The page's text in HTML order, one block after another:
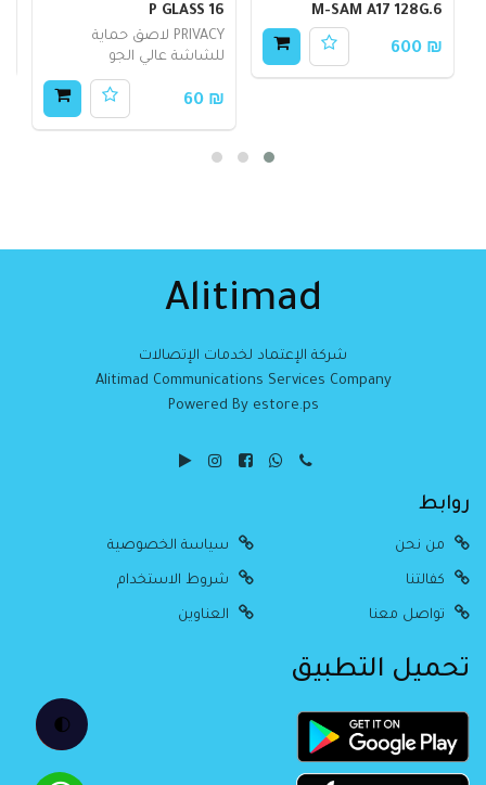
🌓
M-SAM A17 128G.6
₪ 600
P GLASS 16
PRIVACY لاصق حماية
للشاشة عالي الجو
₪ 60
Alitimad
شركة الإعتماد لخدمات الإتصالات
Alitimad Communications Services Company
Powered By estore.ps
روابط
من نحن سياسة الخصوصية
كفالتنا شروط الاستخدام
تواصل معنا العناوين
تحميل التطبيق